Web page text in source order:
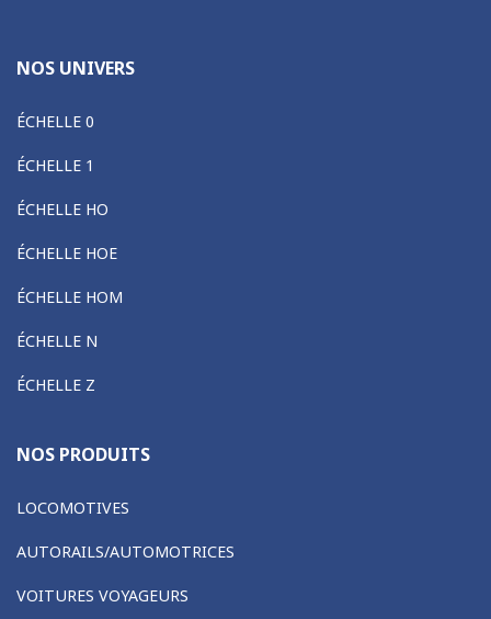
NOS UNIVERS
ÉCHELLE 0
ÉCHELLE 1
ÉCHELLE HO
ÉCHELLE HOE
ÉCHELLE HOM
ÉCHELLE N
ÉCHELLE Z
NOS PRODUITS
LOCOMOTIVES
AUTORAILS/AUTOMOTRICES
VOITURES VOYAGEURS